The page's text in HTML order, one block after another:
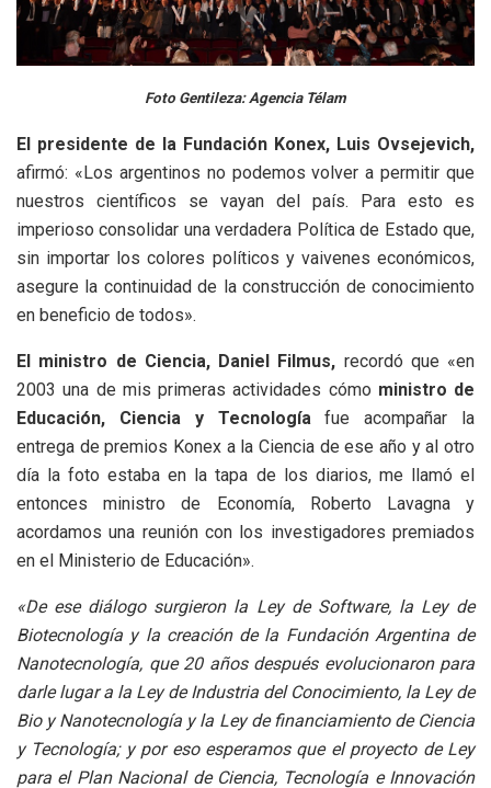
Foto Gentileza: Agencia Télam
El presidente de la Fundación Konex, Luis Ovsejevich,
afirmó: «Los argentinos no podemos volver a permitir que
nuestros científicos se vayan del país. Para esto es
imperioso consolidar una verdadera Política de Estado que,
sin importar los colores políticos y vaivenes económicos,
asegure la continuidad de la construcción de conocimiento
en beneficio de todos».
El ministro de Ciencia, Daniel Filmus, recordó que «en
2003 una de mis primeras actividades cómo ministro de
Educación, Ciencia y Tecnologíafue acompañar la
entrega de premios Konex a la Ciencia de ese año y al otro
día la foto estaba en la tapa de los diarios, me llamó el
entonces ministro de Economía, Roberto Lavagna y
acordamos una reunión con los investigadores premiados
en el Ministerio de Educación».
«De ese diálogo surgieron la Ley de Software, la Ley de
Biotecnología y la creación de la Fundación Argentina de
Nanotecnología, que 20 años después evolucionaron para
darle lugar a la Ley de Industria del Conocimiento, la Ley de
Bio y Nanotecnología y la Ley de financiamiento de Ciencia
y Tecnología; y por eso esperamos que el proyecto de Ley
para el Plan Nacional de Ciencia, Tecnología e Innovación